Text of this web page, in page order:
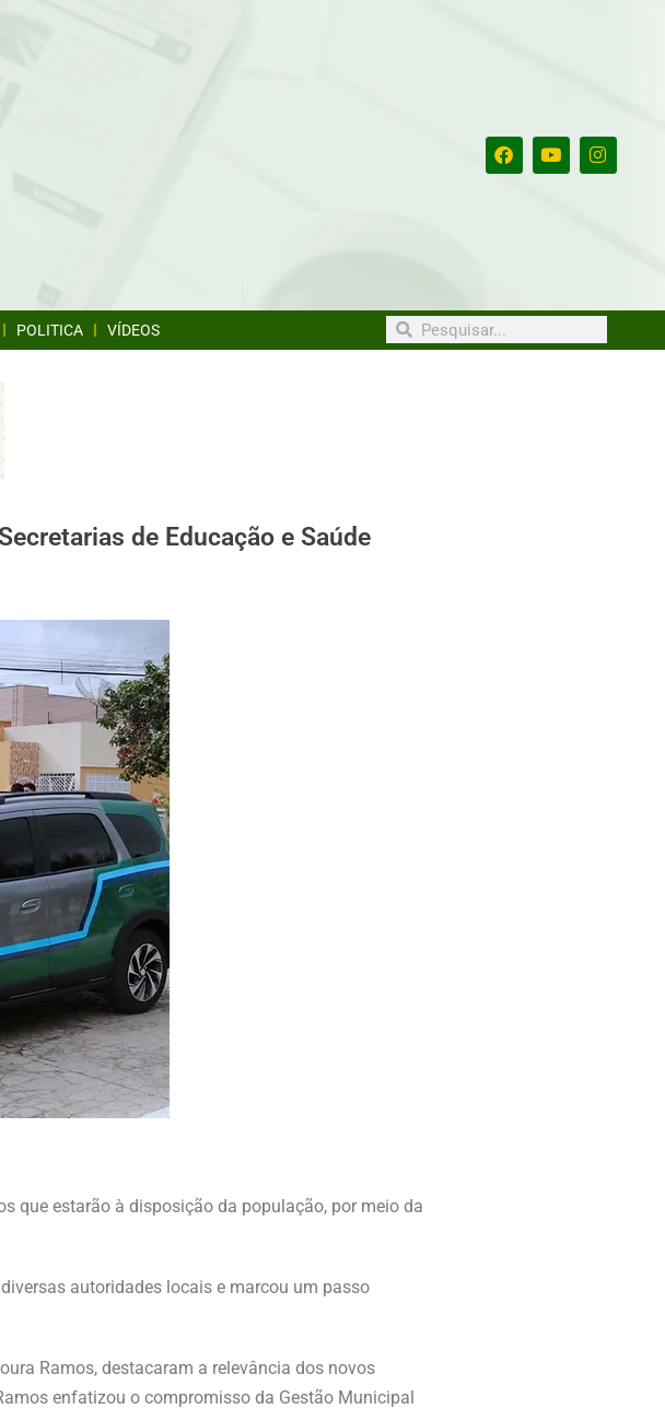
POLITICA VÍDEOS
de Educação e Saúde
que estarão à disposição da população, por meio da
autoridades locais e marcou um passo
Ramos, destacaram a relevância dos novos
enfatizou o compromisso da Gestão Municipal